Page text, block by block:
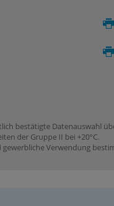
bestätigte Datenauswahl
der Gruppe II bei +20°C.
Verwendung